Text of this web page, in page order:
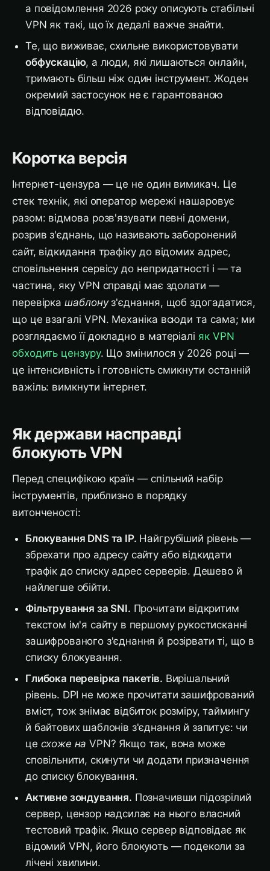
а повідомлення 2026 року описують стабільні
VPN як такі, що їх дедалі важче знайти.
Те, що виживає, схильне використовувати
обфускацію, а люди, які лишаються онлайн,
тримають більш ніж один інструмент. Жоден
окремий застосунок не є гарантованою
відповіддю.
Коротка версія
Інтернет-цензура — це не один вимикач. Це
стек технік, які оператор мережі нашаровує
разом: відмова розв'язувати певні домени,
розрив з'єднань, що називають заборонений
сайт, відкидання трафіку до відомих адрес,
сповільнення сервісу до непридатності і — та
частина, яку VPN справді має здолати —
перевіркашаблонуз'єднання, щоб здогадатися,
що це взагалі VPN. Механіка всюди та сама; ми
розглядаємо її докладно в матеріалі як VPN
обходить цензуру. Що змінилося у 2026 році —
це інтенсивність і готовність смикнути останній
важіль: вимкнути інтернет.
Як держави насправді
блокують VPN
Перед специфікою країн — спільний набір
інструментів, приблизно в порядку
витонченості:
Блокування DNS та IP. Найгрубіший рівень —
збрехати про адресу сайту або відкидати
трафік до списку адрес серверів. Дешево й
найлегше обійти.
Фільтрування за SNI. Прочитати відкритим
текстом ім'я сайту в першому рукостисканні
зашифрованого з'єднання й розірвати ті, що в
списку блокування.
Глибока перевірка пакетів. Вирішальний
рівень. DPI не може прочитати зашифрований
вміст, тож знімає відбиток розміру, таймингу
й байтових шаблонів з'єднання й запитує: чи
це схоже на VPN? Якщо так, вона може
сповільнити, скинути чи додати призначення
до списку блокування.
Активне зондування. Позначивши підозрілий
сервер, цензор надсилає на нього власний
тестовий трафік. Якщо сервер відповідає як
відомий VPN, його блокують — подеколи за
лічені хвилини.